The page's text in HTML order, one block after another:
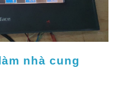
nhà cung